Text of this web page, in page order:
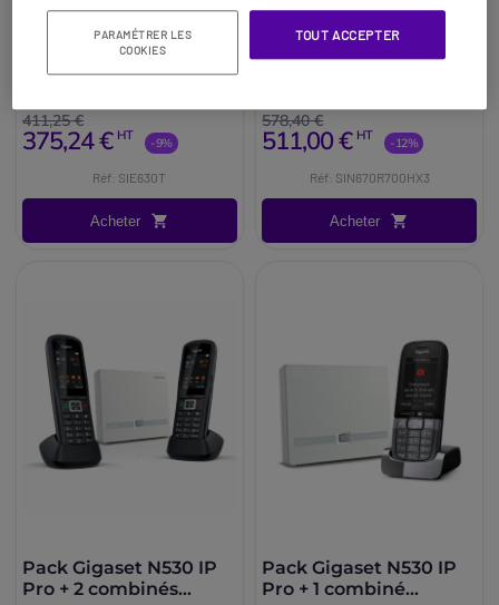
Gigaset R700H Pro
Le pack trio indispensable
pour des échanges
définition.
411,25 €
375,24 € HT -9%
Réf: SIE630T
Acheter
Système monocellulaire IP
IP65.
578,40 €
511,00 € HT -12%
Réf: SIN670R700HX3
Acheter
Pack Gigaset N530 IP
Pro + 2 combinés
Pack Gigaset N530 IP
Pro + 1 combiné
PARAMÉTRER LES
COOKIES
TOUT ACCEPTER